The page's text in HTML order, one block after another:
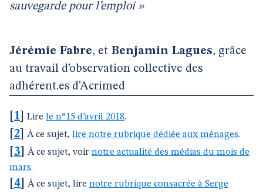
sauvegarde pour l’emploi »
Jérémie Fabre, et Benjamin Lagues, grâce
au travail d’observation collective des
adhérent.es d’Acrimed
1 Lire le n°15 d’avril 2018.
2 À ce sujet, lire notre rubrique dédiée aux ménages.
3 À ce sujet, voir notre actualité des médias du mois de
mars.
4 À ce sujet, lire notre rubrique consacrée à Serge